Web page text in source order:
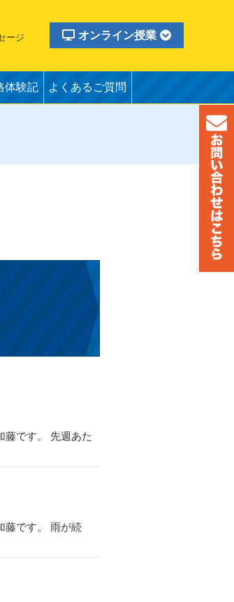
オンライン授業
ージ
体験記 よくあるご質問
藤です。 先週あた
藤です。 雨が続